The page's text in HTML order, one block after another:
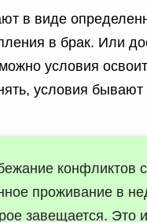
в виде
в брак. Или
условия
условия
конфликтов
проживание в
завещается. Это